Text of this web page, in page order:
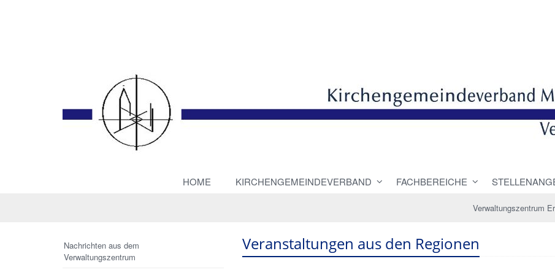
HOME KIRCHENGEMEINDEVERBAND FACHBEREICHE
Verwaltungszentrum
Veranstaltungen aus den Regionen
Nachrichten aus dem
Verwaltungszentrum